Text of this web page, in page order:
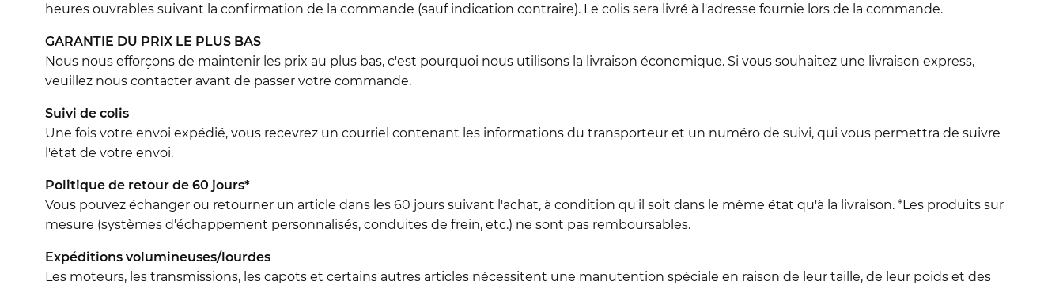
heures ouvrables suivant la confirmation de la commande (sauf indication contraire). Le colis sera livré à l'adresse fournie lors de la commande.
GARANTIE DU PRIX LE PLUS BAS
Nous nous efforçons de maintenir les prix au plus bas, c'est pourquoi nous utilisons la livraison économique. Si vous souhaitez une livraison express,
veuillez nous contacter avant de passer votre commande.
Suivi de colis
Une fois votre envoi expédié, vous recevrez un courriel contenant les informations du transporteur et un numéro de suivi, qui vous permettra de suivre
l'état de votre envoi.
Politique de retour de 60 jours*
Vous pouvez échanger ou retourner un article dans les 60 jours suivant l'achat, à condition qu'il soit dans le même état qu'à la livraison. *Les produits sur
mesure (systèmes d'échappement personnalisés, conduites de frein, etc.) ne sont pas remboursables.
Expéditions volumineuses/lourdes
Les moteurs, les transmissions, les capots et certains autres articles nécessitent une manutention spéciale en raison de leur taille, de leur poids et des